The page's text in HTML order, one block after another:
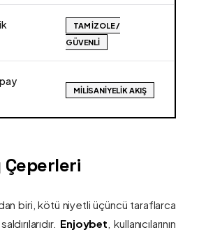
TAM İZOLE /
GÜVENLI
MILISANIYELIK AKIŞ
Çeperleri
biri, kötü niyetli üçüncü taraflarca
Enjoybet , kullanıcılarının